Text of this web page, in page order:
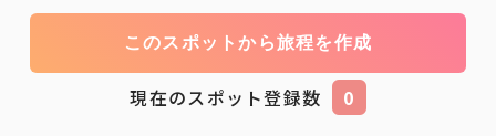
このスポットから旅程を作成
現在のスポット登録数 0